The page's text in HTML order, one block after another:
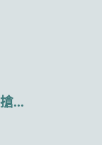
...